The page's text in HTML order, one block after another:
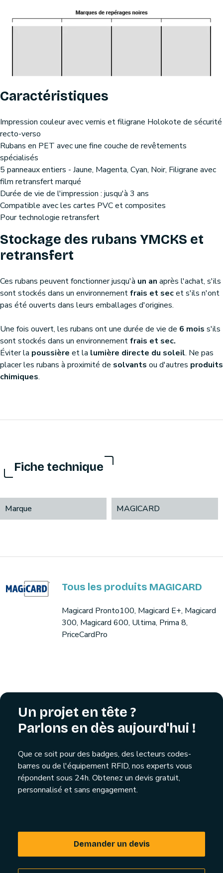
Caractéristiques
Impression couleur avec vernis et filigrane Holokote de sécurité
recto-verso
Rubans en PET avec une fine couche de revêtements
spécialisés
5 panneaux entiers - Jaune, Magenta, Cyan, Noir, Filigrane avec
film retransfert marqué
Durée de vie de l'impression : jusqu'à 3 ans
Compatible avec les cartes PVC et composites
Pour technologie retransfert
Stockage des rubans YMCKS et
retransfert
Ces rubans peuvent fonctionner jusqu'à un an après l'achat, s'ils
sont stockés dans un environnementfrais et secet s'ils n'ont
pas été ouverts dans leurs emballages d'origines.
Une fois ouvert, les rubans ont une durée de vie de 6 mois s'ils
sont stockés dans un environnementfrais et sec.
Éviter la poussière et la lumière directe du soleil. Ne pas
placer les rubans à proximité de solvants ou d'autres produits
chimiques.
Fiche technique
Marque MAGICARD
Tous les produits MAGICARD
Magicard Pronto100, Magicard E+, Magicard
300, Magicard 600, Ultima, Prima 8,
PriceCardPro
Un projet en tête ?
Parlons en dès aujourd'hui !
Que ce soit pour des badges, des lecteurs codes-
barres ou de l'équipement RFID, nos experts vous
répondent sous 24h. Obtenez un devis gratuit,
personnalisé et sans engagement.
Demander un devis